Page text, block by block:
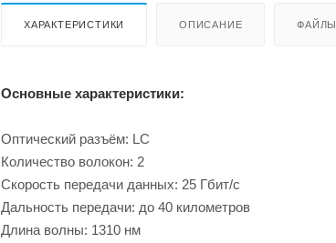
ХАРАКТЕРИСТИКИ ОПИСАНИЕ ФАЙЛЫ
Основные характеристики:
Оптический разъём: LC
Количество волокон: 2
Скорость передачи данных: 25 Гбит/с
Дальность передачи: до 40 километров
Длина волны: 1310 нм